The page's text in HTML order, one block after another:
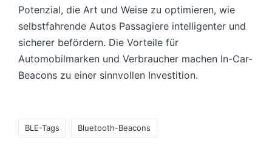
Potenzial, die Art und Weise zu optimieren, wie
selbstfahrende Autos Passagiere intelligenter und
sicherer befördern. Die Vorteile für
Automobilmarken und Verbraucher machen In-Car-
Beacons zu einer sinnvollen Investition.
BLE-Tags Bluetooth-Beacons